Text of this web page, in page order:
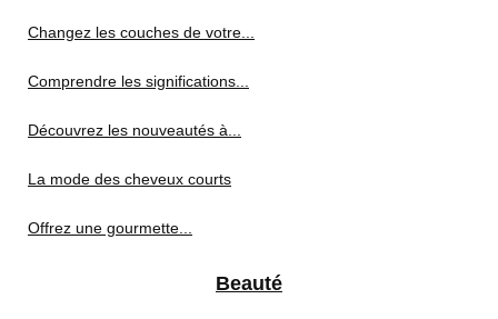
Changez les couches de votre...
Comprendre les significations...
Découvrez les nouveautés à...
La mode des cheveux courts
Offrez une gourmette...
Beauté